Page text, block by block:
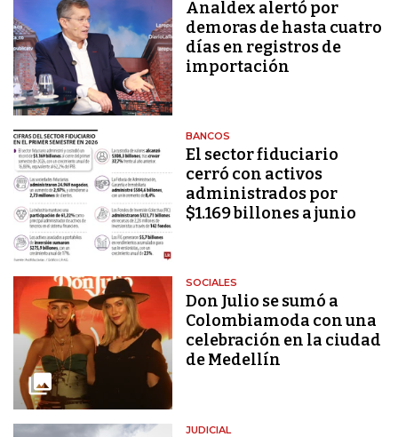
Analdex alertó por
demoras de hasta cuatro
días en registros de
importación
BANCOS
El sector fiduciario
cerró con activos
administrados por
$1.169 billones a junio
SOCIALES
Don Julio se sumó a
Colombiamoda con una
celebración en la ciudad
de Medellín
JUDICIAL